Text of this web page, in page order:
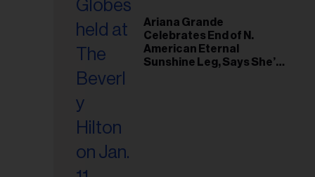
Ariana Grande
Celebrates End of N.
American Eternal
Sunshine Leg, Says She’s